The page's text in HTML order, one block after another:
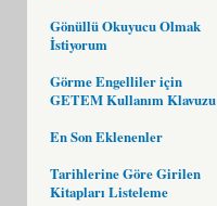
Gönüllü Okuyucu Olmak
İstiyorum
Görme Engelliler için
GETEM Kullanım Klavuzu
En Son Eklenenler
Tarihlerine Göre Girilen
Kitapları Listeleme